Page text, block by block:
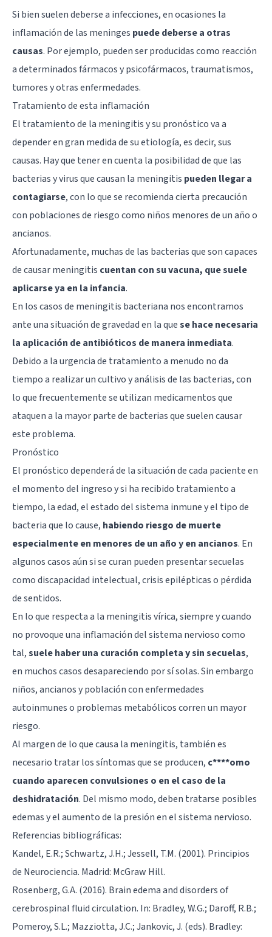
Si bien suelen deberse a infecciones, en ocasiones la
inflamación de las meninges puede deberse a otras
causas. Por ejemplo, pueden ser producidas como reacción
a determinados fármacos ypsicofármacos, traumatismos,
tumores y otras enfermedades.
Tratamiento de esta inflamación
El tratamiento de la meningitis y su pronóstico va a
depender en gran medida de su etiología, es decir, sus
causas. Hay que tener en cuenta la posibilidad de que las
bacterias y virus que causan la meningitis pueden llegar a
contagiarse, con lo que se recomienda cierta precaución
con poblaciones de riesgo como niños menores de un año o
ancianos.
Afortunadamente, muchas de las bacterias que son capaces
de causar meningitis cuentan con su vacuna, que suele
aplicarse ya en la infancia.
En los casos de meningitis bacteriana nos encontramos
ante una situación de gravedad en la quese hace necesaria
la aplicación de antibióticos de manera inmediata.
Debido a la urgencia de tratamiento a menudo no da
tiempo a realizar un cultivo y análisis de las bacterias, con
lo que frecuentemente se utilizan medicamentos que
ataquen a la mayor parte de bacterias que suelen causar
este problema.
Pronóstico
El pronóstico dependerá de la situación de cada paciente en
el momento del ingreso y si ha recibido tratamiento a
tiempo, la edad, el estado del sistema inmune y el tipo de
bacteria que lo cause, habiendo riesgo de muerte
especialmente en menores de un año y en ancianos. En
algunos casos aún si se curan pueden presentar secuelas
comodiscapacidad intelectual,crisis epilépticaso pérdida
de sentidos.
En lo que respecta a la meningitis vírica, siempre y cuando
no provoque una inflamación del sistema nervioso como
tal,suele haber una curación completa y sin secuelas,
en muchos casos desapareciendo por sí solas. Sin embargo
niños, ancianos y población con enfermedades
autoinmunes o problemas metabólicos corren un mayor
riesgo.
Al margen de lo que causa la meningitis, también es
necesario tratar los síntomas que se producen, c****omo
cuando aparecen convulsiones o en el caso de la
deshidratación. Del mismo modo, deben tratarse posibles
edemas y el aumento de la presión en el sistema nervioso.
Referencias bibliográficas:
Kandel, E.R.; Schwartz, J.H.; Jessell, T.M. (2001). Principios
de Neurociencia. Madrid: McGraw Hill.
Rosenberg, G.A. (2016). Brain edema and disorders of
cerebrospinal fluid circulation. In: Bradley, W.G.; Daroff, R.B.;
Pomeroy, S.L.; Mazziotta, J.C.; Jankovic, J. (eds). Bradley: